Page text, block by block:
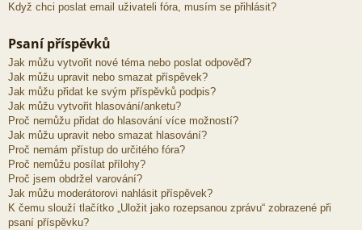
Když chci poslat email uživateli fóra, musím se přihlásit?
Psaní příspěvků
Jak můžu vytvořit nové téma nebo poslat odpověď?
Jak můžu upravit nebo smazat příspěvek?
Jak můžu přidat ke svým příspěvků podpis?
Jak můžu vytvořit hlasování/anketu?
Proč nemůžu přidat do hlasování více možností?
Jak můžu upravit nebo smazat hlasování?
Proč nemám přístup do určitého fóra?
Proč nemůžu posílat přílohy?
Proč jsem obdržel varování?
Jak můžu moderátorovi nahlásit příspěvek?
K čemu slouží tlačítko „Uložit jako rozepsanou zprávu“ zobrazené při
psaní příspěvku?